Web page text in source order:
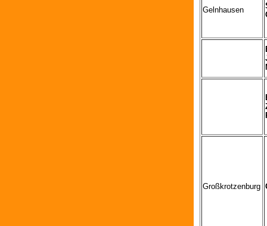
Gelnhausen
Großkrotzenburg